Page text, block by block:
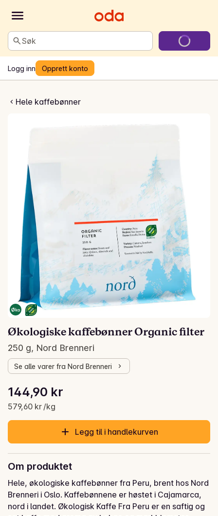
Søk
Logg inn Opprett konto
Hele kaffebønner
Organic filter
Økologiske kaffebønner Organic filter
250 g, Nord Brenneri
Se alle varer fra Nord Brenneri
Gjeldende pris er: 144,90 kr
144,90 kr
579,60 kr /kg
Stykkpris: 579,60 kr /kg
Legg til i handlekurven
Om produktet
Hele, økologiske kaffebønner fra Peru, brent hos Nord
Brenneri i Oslo. Kaffebønnene er høstet i Cajamarca,
nord i landet. Økologisk Kaffe Fra Peru er en saftig og